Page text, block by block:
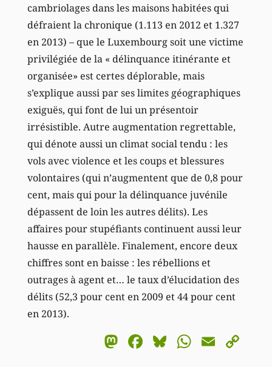
cambriolages dans les maisons habitées qui
défraient la chronique (1.113 en 2012 et 1.327
en 2013) – que le Luxembourg soit une victime
privilégiée de la « délinquance itinérante et
organisée» est certes déplorable, mais
s’explique aussi par ses limites géographiques
exiguës, qui font de lui un présentoir
irrésistible. Autre augmentation regrettable,
qui dénote aussi un climat social tendu : les
vols avec violence et les coups et blessures
volontaires (qui n’augmentent que de 0,8 pour
cent, mais qui pour la délinquance juvénile
dépassent de loin les autres délits). Les
affaires pour stupéfiants continuent aussi leur
hausse en parallèle. Finalement, encore deux
chiffres sont en baisse : les rébellions et
outrages à agent et… le taux d’élucidation des
délits (52,3 pour cent en 2009 et 44 pour cent
en 2013).
Mastodon
Facebook
BlueskyEmail